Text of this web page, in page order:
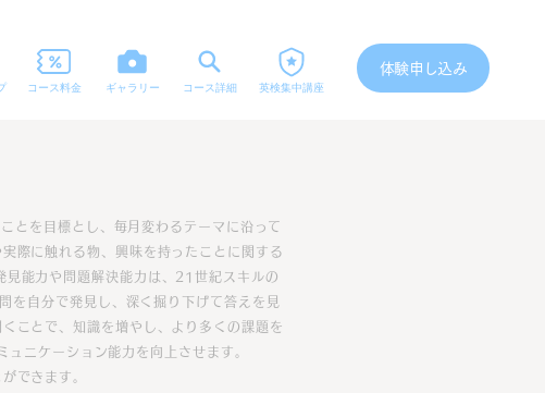
コース料金 ギャラリー コース詳細 英検集中講座
体験申し込み
とを目標とし、毎月変わるテーマに沿って
際に触れる物、興味を持ったことに関する
見能力や問題解決能力は、21世紀スキルの
を自分で発見し、深く掘り下げて答えを見
ことで、知識を増やし、より多くの課題を
ニケーション能力を向上させます。
できます。